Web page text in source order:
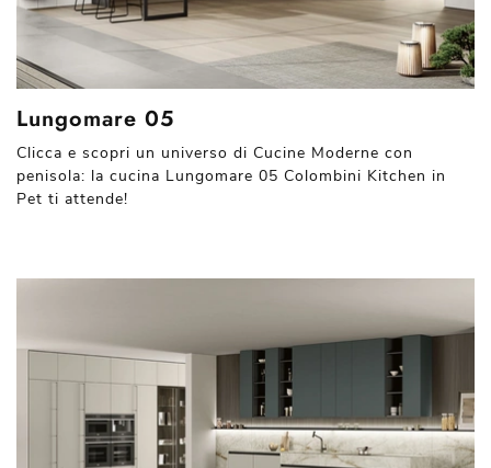
Lungomare 05
Clicca e scopri un universo di Cucine Moderne con
penisola: la cucina Lungomare 05 Colombini Kitchen in
Pet ti attende!